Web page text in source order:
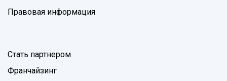
Правовая информация
Стать партнером
Франчайзинг